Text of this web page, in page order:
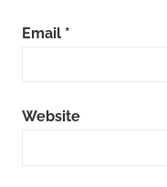
Email *
Website